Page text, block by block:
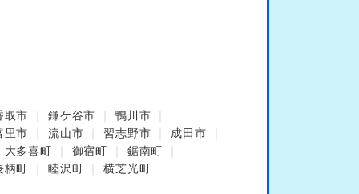
取市 鎌ケ谷市
鴨川市
里市
流山市 習志野市
成田市
大多喜町
御宿町
鋸南町
柄町
睦沢町 横芝光町